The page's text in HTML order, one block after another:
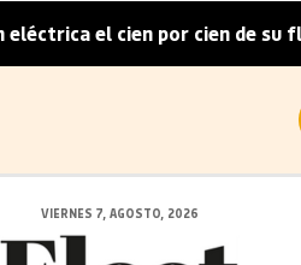
cien por cien de su flota
VIERNES 7, AGOSTO, 2026